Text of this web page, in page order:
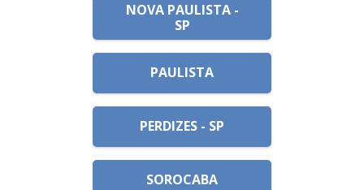
NOVA PAULISTA -
SP
PAULISTA
PERDIZES - SP
SOROCABA